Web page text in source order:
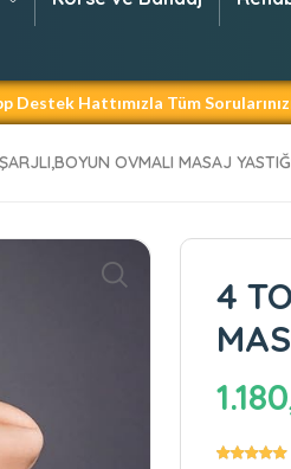
Destek Hattımızla Tüm
Uyumlu Tüm Masaj Aletlerini
Sertifikası İle Güvenle
İle Tüm Vatandaşlarımıza Daha
İllere Saat 16:00'a Kadar Olan
OVMALI MASAJ
4